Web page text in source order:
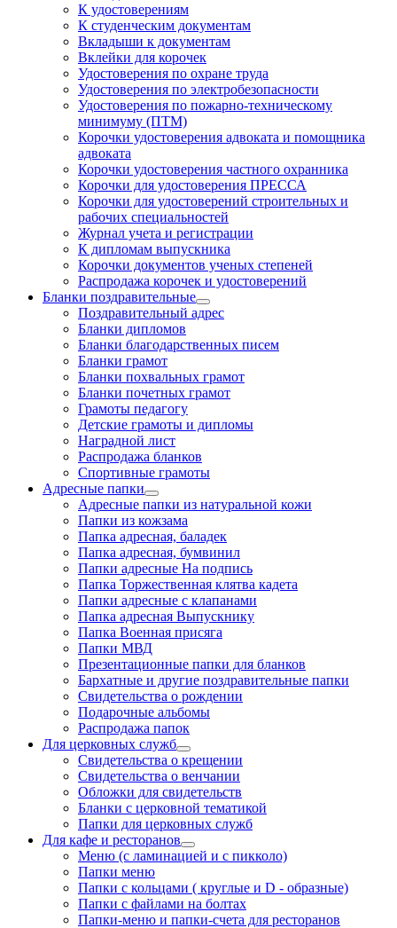
К удостоверениям
К студенческим документам
Вкладыши к документам
Вклейки для корочек
Удостоверения по охране труда
Удостоверения по электробезопасности
Удостоверения по пожарно-техническому
минимуму (ПТМ)
Корочки удостоверения адвоката и помощника
адвоката
Корочки удостоверения частного охранника
Корочки для удостоверения ПРЕССА
Корочки для удостоверений строительных и
рабочих специальностей
Журнал учета и регистрации
К дипломам выпускника
Корочки документов ученых степеней
Распродажа корочек и удостоверений
Бланки поздравительные
Поздравительный адрес
Бланки дипломов
Бланки благодарственных писем
Бланки грамот
Бланки похвальных грамот
Бланки почетных грамот
Грамоты педагогу
Детские грамоты и дипломы
Наградной лист
Распродажа бланков
Спортивные грамоты
Адресные папки
Адресные папки из натуральной кожи
Папки из кожзама
Папка адресная, баладек
Папка адресная, бумвинил
Папки адресные На подпись
Папка Торжественная клятва кадета
Папки адресные с клапанами
Папка адресная Выпускнику
Папка Военная присяга
Папки МВД
Презентационные папки для бланков
Бархатные и другие поздравительные папки
Свидетельства о рождении
Подарочные альбомы
Распродажа папок
Для церковных служб
Свидетельства о крещении
Свидетельства о венчании
Обложки для свидетельств
Бланки с церковной тематикой
Папки для церковных служб
Для кафе и ресторанов
Меню (с ламинацией и с пикколо)
Папки меню
Папки с кольцами ( круглые и D - образные)
Папки с файлами на болтах
Папки-меню и папки-счета для ресторанов